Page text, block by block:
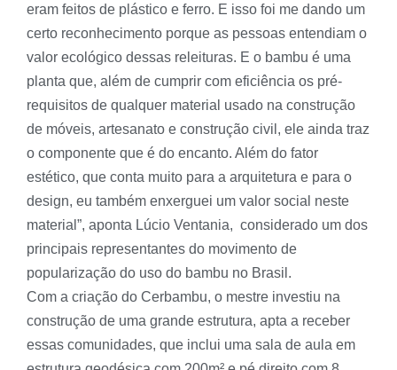
eram feitos de plástico e ferro. E isso foi me dando um
certo reconhecimento porque as pessoas entendiam o
valor ecológico dessas releituras. E o bambu é uma
planta que, além de cumprir com eficiência os pré-
requisitos de qualquer material usado na construção
de móveis, artesanato e construção civil, ele ainda traz
o componente que é do encanto. Além do fator
estético, que conta muito para a arquitetura e para o
design, eu também enxerguei um valor social neste
material”, aponta Lúcio Ventania, considerado um dos
principais representantes do movimento de
popularização do uso do bambu no Brasil.
Com a criação do Cerbambu, o mestre investiu na
construção de uma grande estrutura, apta a receber
essas comunidades, que inclui uma sala de aula em